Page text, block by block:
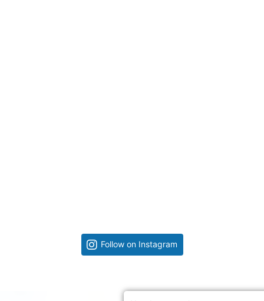
Follow on Instagram